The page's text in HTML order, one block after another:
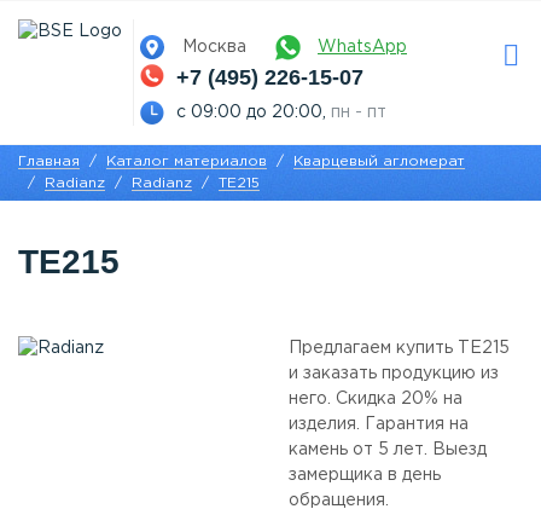
Москва WhatsApp
+7 (495) 226-15-07
с 09:00 до 20:00, пн - пт
Главная Каталог материалов
Кварцевый агломерат
Radianz
Radianz TE215
TE215
Предлагаем купить TE215
и заказать продукцию из
него. Скидка 20% на
изделия. Гарантия на
камень от 5 лет. Выезд
замерщика в день
обращения.